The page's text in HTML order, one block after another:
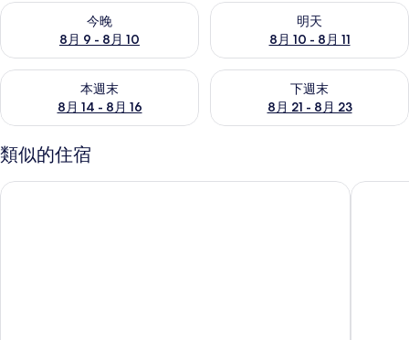
今晚
8月 9 - 8月 10
查看今晚 (8月 9 - 8月 10) 的供應情況
明天
8月 10 - 8月 11
查看明天 (8月 10 - 8月 11) 的
本週末
8月 14 - 8月 16
查看本週末 (8月 14 - 8月 16) 的供應情況
下週末
8月 21 - 8月 23
查看下週末 (8月 21 - 8月 23)
類似的住宿
豐見城金城先生飯店式公寓 沖繩格